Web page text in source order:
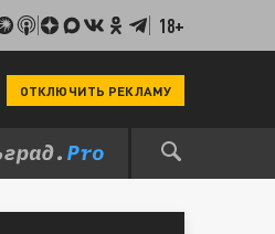
18+
ОТКЛЮЧИТЬ РЕКЛАМУ